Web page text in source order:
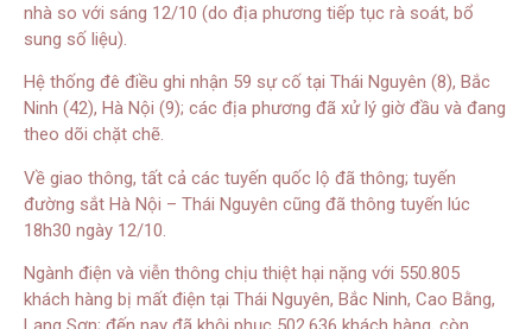
nhà so với sáng 12/10 (do địa phương tiếp tục rà soát, bổ
sung số liệu).
Hệ thống đê điều ghi nhận 59 sự cố tại Thái Nguyên (8), Bắc
Ninh (42), Hà Nội (9); các địa phương đã xử lý giờ đầu và đang
theo dõi chặt chẽ.
Về giao thông, tất cả các tuyến quốc lộ đã thông; tuyến
đường sắt Hà Nội – Thái Nguyên cũng đã thông tuyến lúc
18h30 ngày 12/10.
Ngành điện và viễn thông chịu thiệt hại nặng với 550.805
khách hàng bị mất điện tại Thái Nguyên, Bắc Ninh, Cao Bằng,